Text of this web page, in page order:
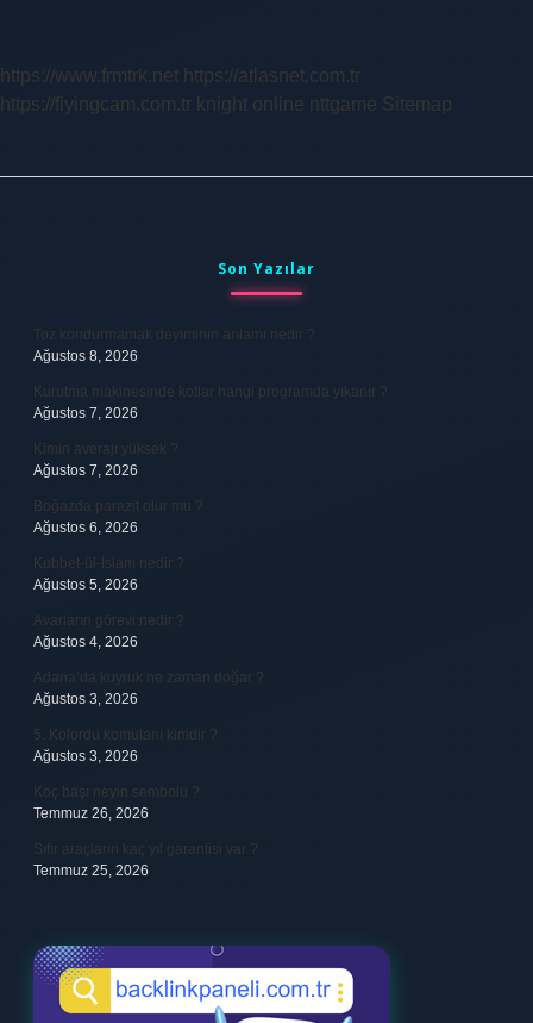
https://www.frmtrk.net https://atlasnet.com.tr
https://flyingcam.com.tr knight online nttgame Sitemap
Son Yazılar
Toz kondurmamak deyiminin anlamı nedir ?
Ağustos 8, 2026
Kurutma makinesinde kotlar hangi programda yıkanır ?
Ağustos 7, 2026
Kimin averajı yüksek ?
Ağustos 7, 2026
Boğazda parazit olur mu ?
Ağustos 6, 2026
Kubbet-ül-İslam nedir ?
Ağustos 5, 2026
Avarların görevi nedir ?
Ağustos 4, 2026
Adana’da kuyruk ne zaman doğar ?
Ağustos 3, 2026
5. Kolordu komutanı kimdir ?
Ağustos 3, 2026
Koç başı neyin sembolü ?
Temmuz 26, 2026
Sıfır araçların kaç yıl garantisi var ?
Temmuz 25, 2026